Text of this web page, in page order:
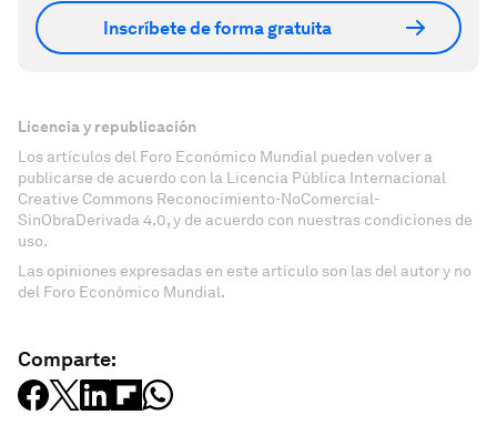
Inscríbete de forma gratuita
Licencia y republicación
Los artículos del Foro Económico Mundial pueden volver a
publicarse de acuerdo con la Licencia Pública Internacional
Creative Commons Reconocimiento-NoComercial-
SinObraDerivada 4.0, y de acuerdo con nuestras condiciones de
uso.
Las opiniones expresadas en este artículo son las del autor y no
del Foro Económico Mundial.
Comparte: